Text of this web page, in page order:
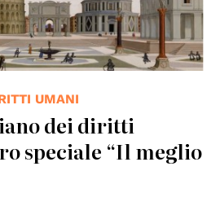
UMANI
dei diritti
speciale “Il meglio